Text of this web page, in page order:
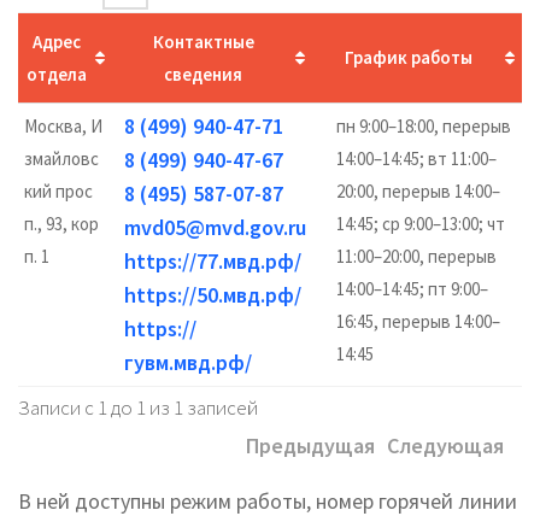
Адрес
отдела
Контактные
сведения
График работы
Москва, И
змайловс
кий прос
п., 93, кор
п. 1
8 (499) 940-47-71
8 (499) 940-47-67
8 (495) 587-07-87
mvd05@mvd.gov.ru
https://77.мвд.рф/
https://50.мвд.рф/
https://
гувм.мвд.рф/
пн 9:00–18:00, перерыв
14:00–14:45; вт 11:00–
20:00, перерыв 14:00–
14:45; ср 9:00–13:00; чт
11:00–20:00, перерыв
14:00–14:45; пт 9:00–
16:45, перерыв 14:00–
14:45
Записи с 1 до 1 из 1 записей
Предыдущая Следующая
В ней доступны режим работы, номер горячей линии